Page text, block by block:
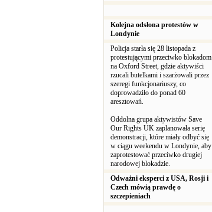
Kolejna odsłona protestów w
Londynie
Policja starła się 28 listopada z
protestującymi przeciwko blokadom
na Oxford Street, gdzie aktywiści
rzucali butelkami i szarżowali przez
szeregi funkcjonariuszy, co
doprowadziło do ponad 60
aresztowań.
Oddolna grupa aktywistów Save
Our Rights UK zaplanowała serię
demonstracji, które miały odbyć się
w ciągu weekendu w Londynie, aby
zaprotestować przeciwko drugiej
narodowej blokadzie.
Odważni eksperci z USA, Rosji i
Czech mówią prawdę o
szczepieniach